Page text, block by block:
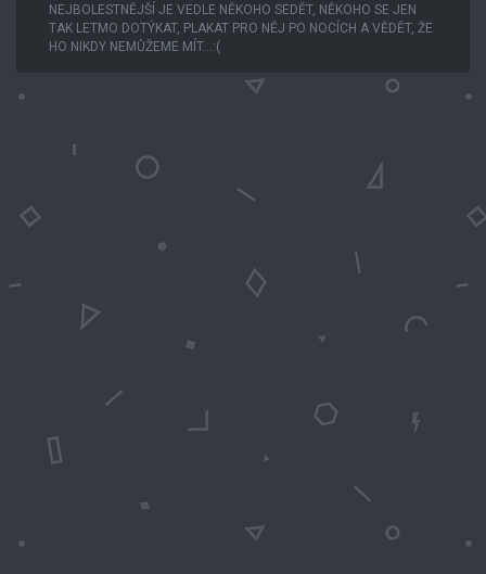
NEJBOLESTNĚJŠÍ JE VEDLE NĚKOHO SEDĚT, NĚKOHO SE JEN
TAK LETMO DOTÝKAT, PLAKAT PRO NĚJ PO NOCÍCH A VĚDĚT, ŽE
HO NIKDY NEMŮŽEME MÍT…:(